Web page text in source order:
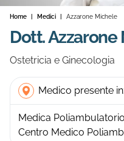
Home Medici Azzarone Michele
Dott. Azzarone
Ostetricia e Ginecologia
Medico presente in:
Medica Poliambulatorio
Centro Medico